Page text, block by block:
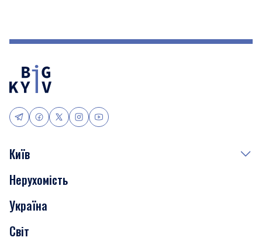
Київ
Події
Скандали
Нерухомість
Нерухомість
Україна
Світ